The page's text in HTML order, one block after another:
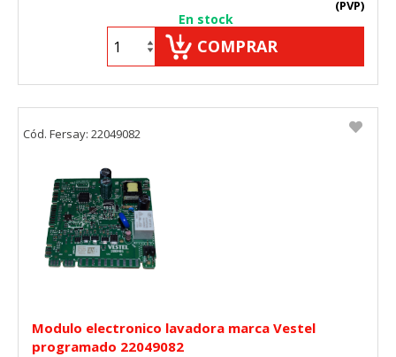
(PVP)
En stock
COMPRAR
Modulo electronico lavadora marca Vestel
programado 22049082
Cód. Fersay: 22049082